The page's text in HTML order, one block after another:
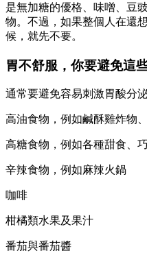
是無加糖的優格、味噌、豆
物。不過，如果整個人在還
候，就先不要。
胃不舒服，你要避免這
通常要避免容易刺激胃酸分
高油食物，例如鹹酥雞炸物
高糖食物，例如各種甜食、
辛辣食物，例如麻辣火鍋
咖啡
柑橘類水果及果汁
番茄與番茄醬